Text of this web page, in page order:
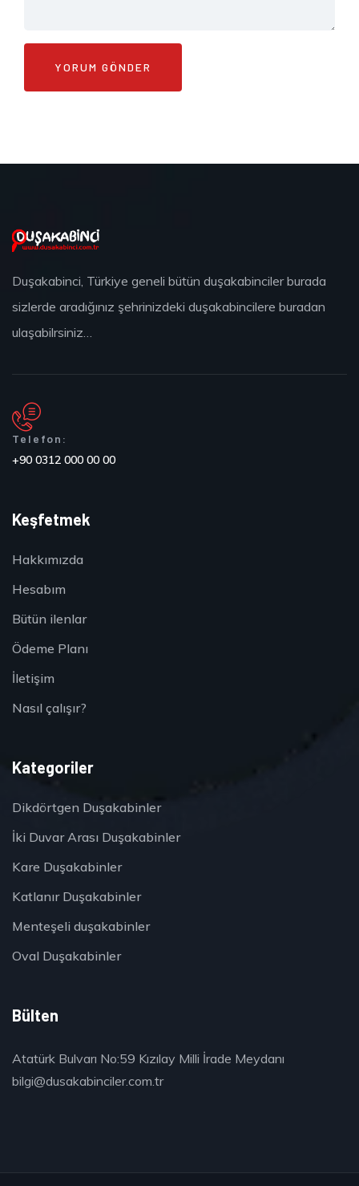
Duşakabinci, Türkiye geneli bütün duşakabinciler burada
sizlerde aradığınız şehrinizdeki duşakabincilere buradan
ulaşabilrsiniz…
Telefon:
+90 0312 000 00 00
Keşfetmek
Hakkımızda
Hesabım
Bütün ilenlar
Ödeme Planı
İletişim
Nasıl çalışır?
Kategoriler
Dikdörtgen Duşakabinler
İki Duvar Arası Duşakabinler
Kare Duşakabinler
Katlanır Duşakabinler
Menteşeli duşakabinler
Oval Duşakabinler
Bülten
Atatürk Bulvarı No:59 Kızılay Milli İrade Meydanı
bilgi@dusakabinciler.com.tr